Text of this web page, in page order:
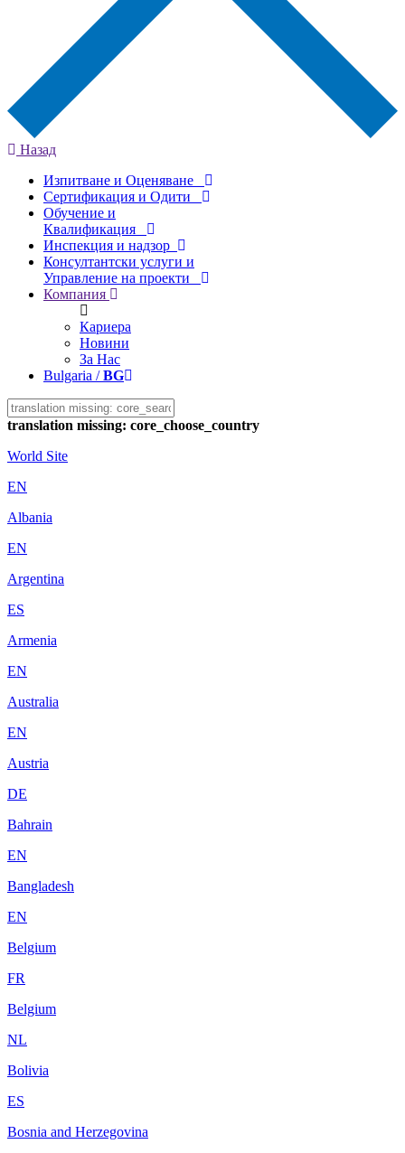
Назад
Изпитване и Оценяване
Сертификация и Одити
Обучение и
Квалификация
Инспекция и надзор
Консултантски услуги и
Управление на проекти
Компания
Кариера
Новини
За Нас
Bulgaria /BG
translation missing: core_choose_country
World Site
EN
Albania
EN
Argentina
ES
Armenia
EN
Australia
EN
Austria
DE
Bahrain
EN
Bangladesh
EN
Belgium
FR
Belgium
NL
Bolivia
ES
Bosnia and Herzegovina